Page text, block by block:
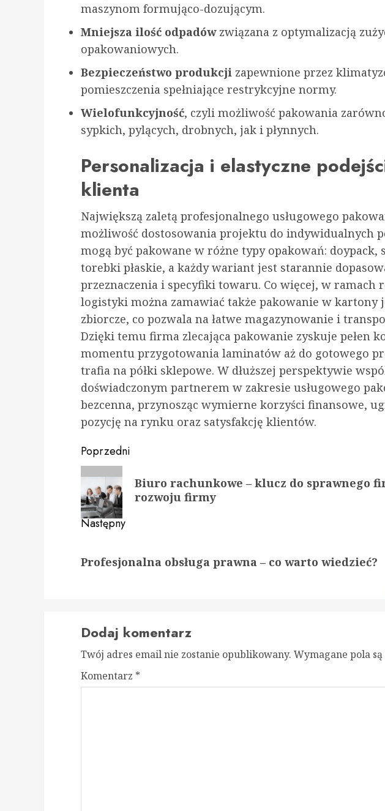
maszynom formująco-dozującym.
Mniejsza ilość odpadówzwiązana z optymalizacją
opakowaniowych.
Bezpieczeństwo produkcji zapewnione przez
pomieszczenia spełniające restrykcyjne normy.
Wielofunkcyjność, czyli możliwość pakowania
sypkich, pylących, drobnych, jak i płynnych.
Personalizacja i elastyczne
klienta
Największą zaletą profesjonalnego usługowego
możliwość dostosowania projektu do indywidualnych
mogą być pakowane w różne typy opakowań: doypack,
torebki płaskie, a każdy wariant jest starannie
przeznaczenia i specyfiki towaru. Co więcej, w ramach
logistyki można zamawiać także pakowanie w kartony
zbiorcze, co pozwala na łatwe magazynowanie i
Dzięki temu firma zlecająca pakowanie zyskuje pełen
momentu przygotowania laminatów aż do gotowego
trafia na półki sklepowe. W dłuższej perspektywie
doświadczonym partnerem w zakresie usługowego
bezcenna, przynosząc wymierne korzyści finansowe,
pozycję na rynku oraz satysfakcję klientów.
Zobacz
wpisy
Poprzedni
Poprzedni
wpis:
Biuro rachunkowe – klucz do sprawnego
rozwoju firmy
Następny
wpis:
Profesjonalna obsługa prawna – co warto wiedzieć?
Dodaj komentarz
Twój adres email nie zostanie opublikowany. Wymagane pola są
Komentarz *